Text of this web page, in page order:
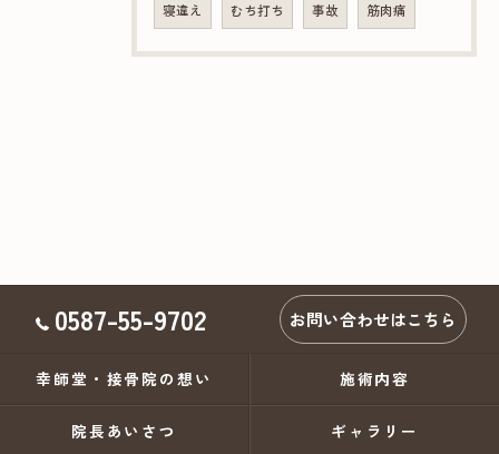
寝違え むち打ち 事故 筋肉痛
0587-55-9702 お問い合わせはこちら
幸師堂・接骨院の想い 施術内容
院長あいさつ ギャラリー